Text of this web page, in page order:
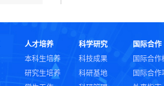
人才培养
本科生培养
研究生培养
科学研究
科技成果
科研基地
国际合作
国际合作
国际合作